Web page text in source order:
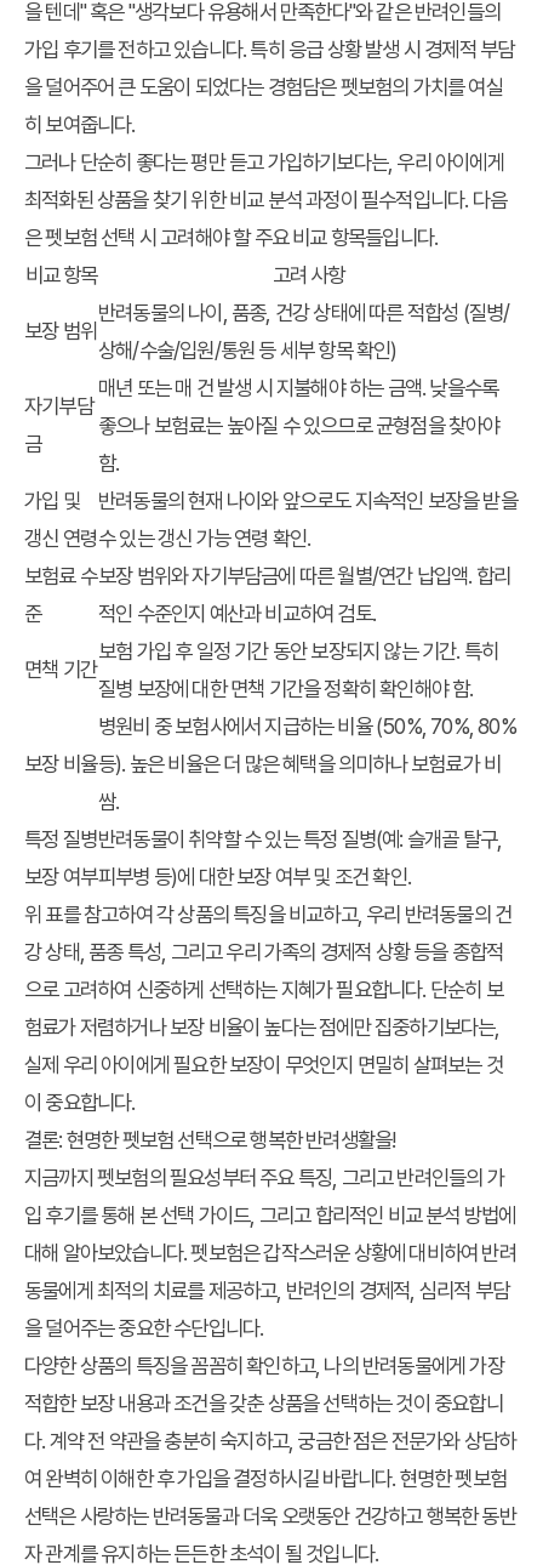
을 텐데" 혹은 "생각보다 유용해서 만족한다"와 같은반려인들의
가입 후기 를 전하고 있습니다. 특히 응급 상황 발생 시 경제적 부담
을 덜어주어 큰 도움이 되었다는 경험담은 펫보험의 가치를 여실
히 보여줍니다.
그러나 단순히 좋다는 평만 듣고 가입하기보다는, 우리 아이에게
최적화된 상품을 찾기 위한비교 분석과정이 필수적입니다. 다음
은 펫보험 선택 시 고려해야 할 주요 비교 항목들입니다.
비교 항목
고려 사항
보장 범위
반려동물의 나이, 품종, 건강 상태에 따른 적합성 (질병/
상해/수술/입원/통원 등 세부 항목 확인)
자기부담
금
매년 또는 매 건 발생 시 지불해야 하는 금액. 낮을수록
좋으나 보험료는 높아질 수 있으므로 균형점을 찾아야
함.
가입 및
갱신 연령
반려동물의 현재 나이와 앞으로도 지속적인 보장을 받을
수 있는 갱신 가능 연령 확인.
보험료 수
준
보장 범위와 자기부담금에 따른 월별/연간 납입액. 합리
적인 수준인지 예산과 비교하여 검토.
면책 기간
보험 가입 후 일정 기간 동안 보장되지 않는 기간. 특히
질병 보장에 대한 면책 기간을 정확히 확인해야 함.
보장 비율
병원비 중 보험사에서 지급하는 비율 (50%, 70%, 80%
등). 높은 비율은 더 많은 혜택을 의미하나 보험료가 비
쌈.
특정 질병
보장 여부
반려동물이 취약할 수 있는 특정 질병(예: 슬개골 탈구,
피부병 등)에 대한 보장 여부 및 조건 확인.
위 표를 참고하여 각 상품의 특징을 비교하고, 우리 반려동물의 건
강 상태, 품종 특성, 그리고 우리 가족의 경제적 상황 등을 종합적
으로 고려하여 신중하게 선택하는 지혜가 필요합니다. 단순히 보
험료가 저렴하거나 보장 비율이 높다는 점에만 집중하기보다는,
실제 우리 아이에게 필요한 보장이 무엇인지 면밀히 살펴보는 것
이 중요합니다.
결론: 현명한 펫보험 선택으로 행복한 반려생활을!
지금까지 펫보험의 필요성부터 주요 특징, 그리고반려인들의 가
입 후기 를 통해 본 선택 가이드, 그리고 합리적인 비교 분석 방법에
대해 알아보았습니다. 펫보험은 갑작스러운 상황에 대비하여 반려
동물에게 최적의 치료를 제공하고, 반려인의 경제적, 심리적 부담
을 덜어주는 중요한 수단입니다.
다양한 상품의 특징을 꼼꼼히 확인하고, 나의 반려동물에게 가장
적합한 보장 내용과 조건을 갖춘 상품을 선택하는 것이 중요합니
다. 계약 전 약관을 충분히 숙지하고, 궁금한 점은 전문가와 상담하
여 완벽히 이해한 후 가입을 결정하시길 바랍니다. 현명한 펫보험
선택은 사랑하는 반려동물과 더욱 오랫동안 건강하고 행복한 동반
자 관계를 유지하는 든든한 초석이 될 것입니다.